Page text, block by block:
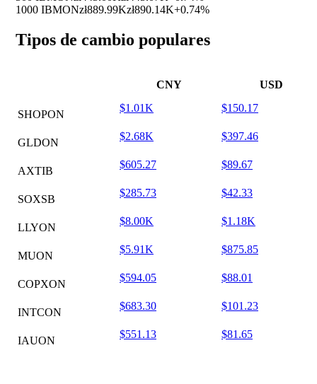
1000 IBMONzł889.99Kzł890.14K+0.74%
Tipos de cambio populares
CNY USD
SHOPON
$1.01K $150.17
GLDON
$2.68K $397.46
AXTIB
$605.27 $89.67
SOXSB
$285.73 $42.33
LLYON
$8.00K $1.18K
MUON
$5.91K $875.85
COPXON
$594.05 $88.01
INTCON
$683.30 $101.23
IAUON
$551.13 $81.65